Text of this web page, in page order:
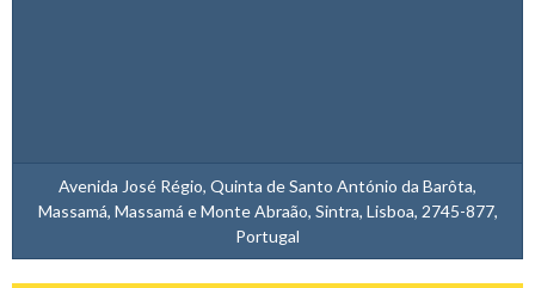
Avenida José Régio, Quinta de Santo António da Barôta,
Massamá, Massamá e Monte Abraão, Sintra, Lisboa, 2745-877,
Portugal